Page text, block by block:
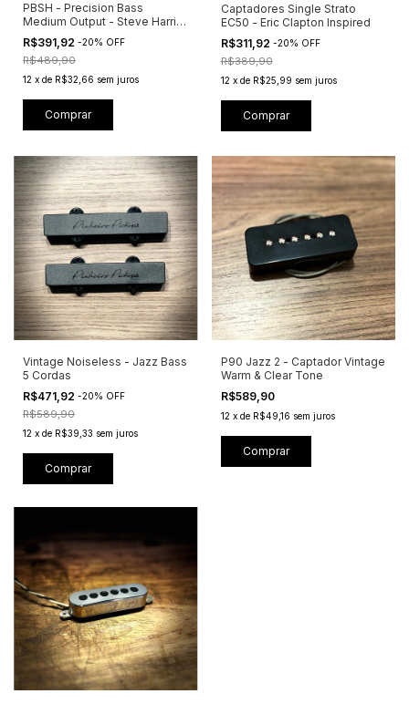
PBSH - Precision Bass
Medium Output - Steve Harris
Inspired
R$391,92 -20% OFF
R$489,90
12 x de R$32,66 sem juros
Captadores Single Strato
EC50 - Eric Clapton Inspired
R$311,92 -20% OFF
R$389,90
12 x de R$25,99 sem juros
Comprar
Vintage Noiseless - Jazz Bass
5 Cordas
R$471,92 -20% OFF
R$589,90
12 x de R$39,33 sem juros
Comprar
P90 Jazz 2 - Captador Vintage
Warm & Clear Tone
R$589,90
12 x de R$49,16 sem juros
Comprar